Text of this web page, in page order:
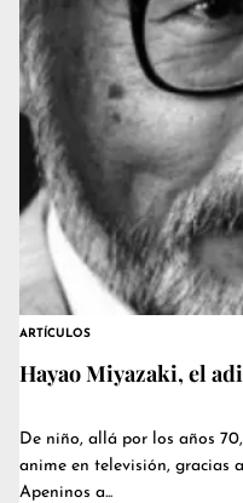
ARTÍCULOS
Hayao Miyazaki, el
De niño, allá por los años
anime en televisión, gracias
Apeninos a...